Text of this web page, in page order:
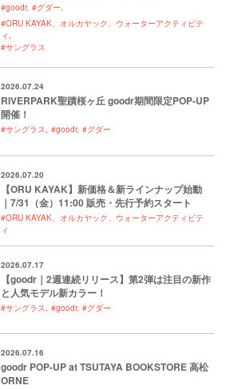
#goodr #グダー
#ORU KAYAK、オルカヤック、ウォーターアクティビテ
ィ
#サングラス
2026.07.24
RIVERPARK聖蹟桜ヶ丘 goodr期間限定POP-UP
開催！
#サングラス #goodr #グダー
2026.07.20
【ORU KAYAK】新価格＆新ラインナップ始動
｜7/31（金）11:00 販売・先行予約スタート
#ORU KAYAK、オルカヤック、ウォーターアクティビテ
ィ
2026.07.17
【goodr｜2週連続リリース】第2弾は注目の新作
と人気モデル新カラー！
#サングラス #goodr #グダー
2026.07.16
goodr POP-UP at TSUTAYA BOOKSTORE 高松
ORNE